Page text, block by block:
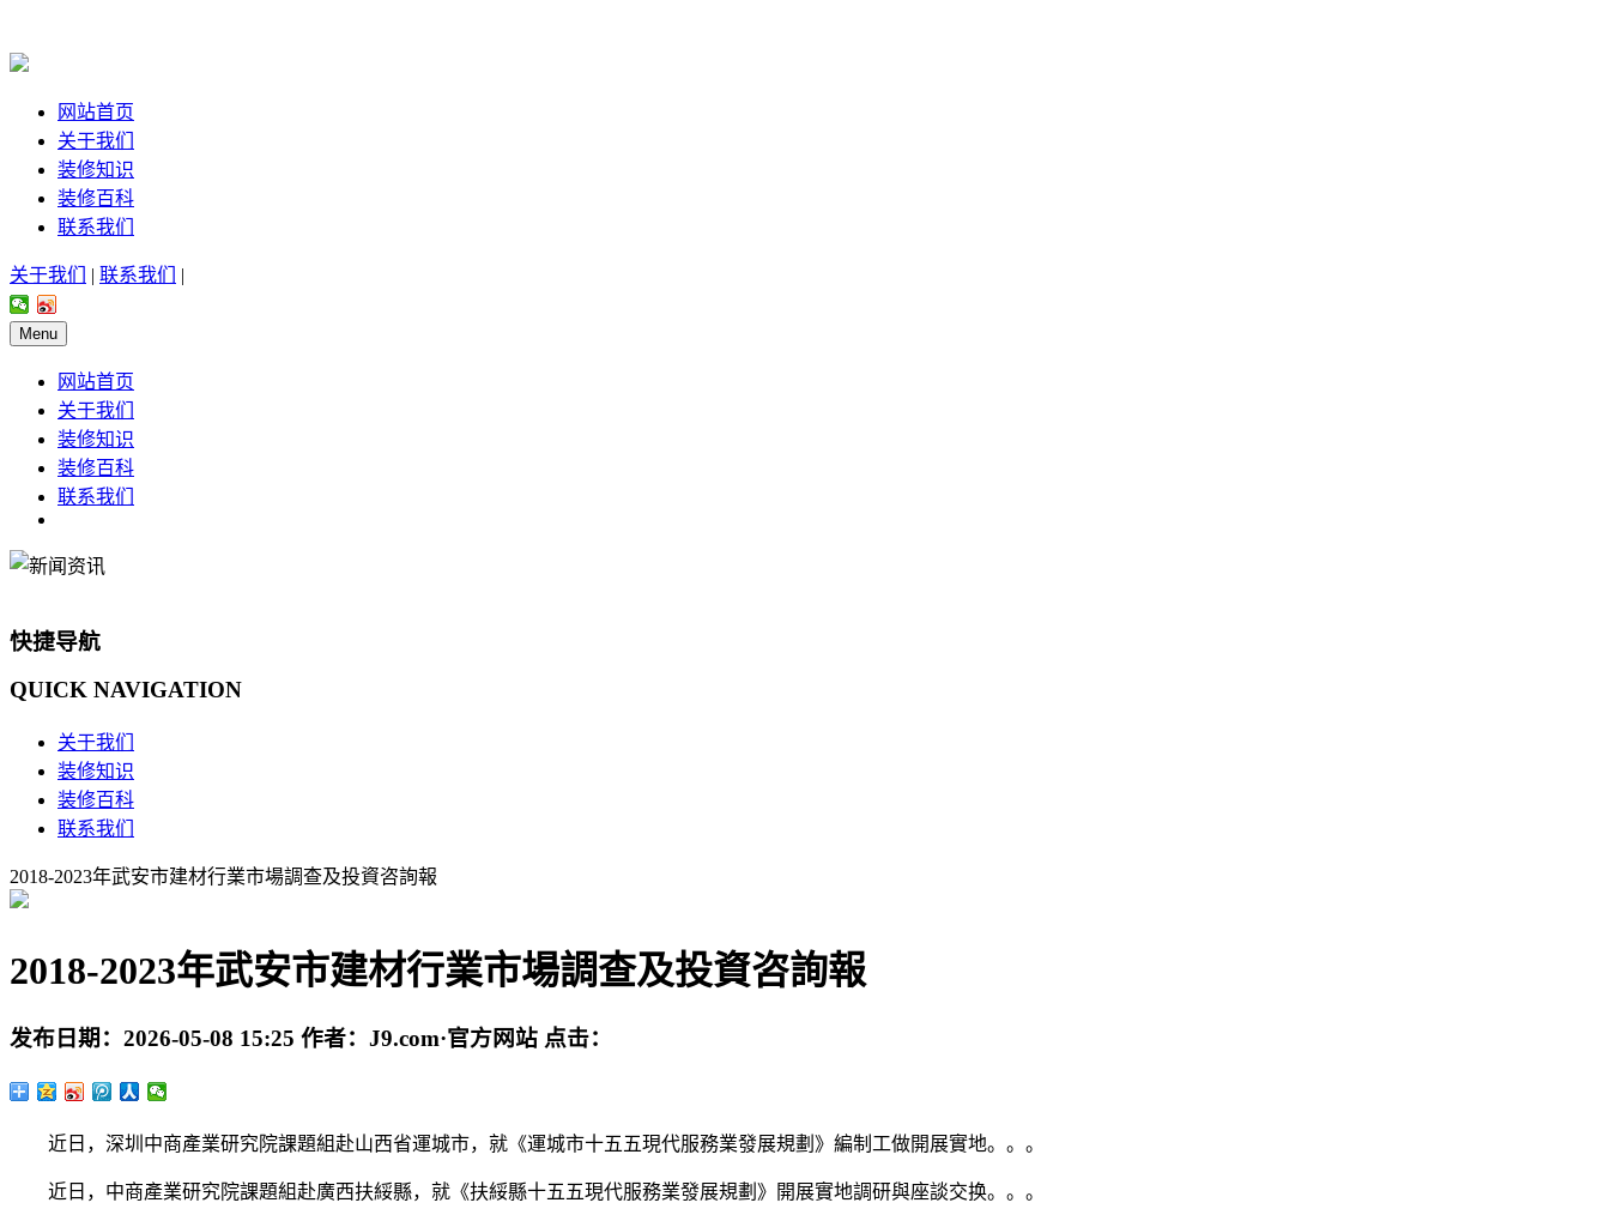
网站首页
关于我们
装修知识
装修百科
联系我们
关于我们 | 联系我们 |
Menu
网站首页
关于我们
装修知识
装修百科
联系我们
快捷导航
QUICK NAVIGATION
关于我们
装修知识
装修百科
联系我们
2018-2023年武安市建材行業市場調查及投資咨詢報
2018-2023年武安市建材行業市場調查及投資咨詢報
发布日期： 2026-05-08 15:25 作者： J9.com·官方网站 点击：
近日，深圳中商產業研究院課題組赴山西省運城市，就《運城市十五五現代服務業發展規劃》編制工做開展實地。。。
近日，中商產業研究院課題組赴廣西扶綏縣，就《扶綏縣十五五現代服務業發展規劃》開展實地調研與座談交换。。。